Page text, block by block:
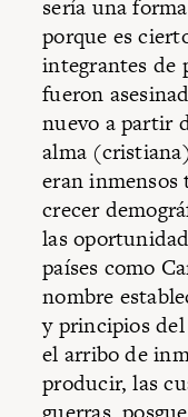
sería una
porque es
integrantes de
fueron
nuevo a partir
alma
eran
crecer
las
países como
nombre
y principios
el arribo de
producir, las